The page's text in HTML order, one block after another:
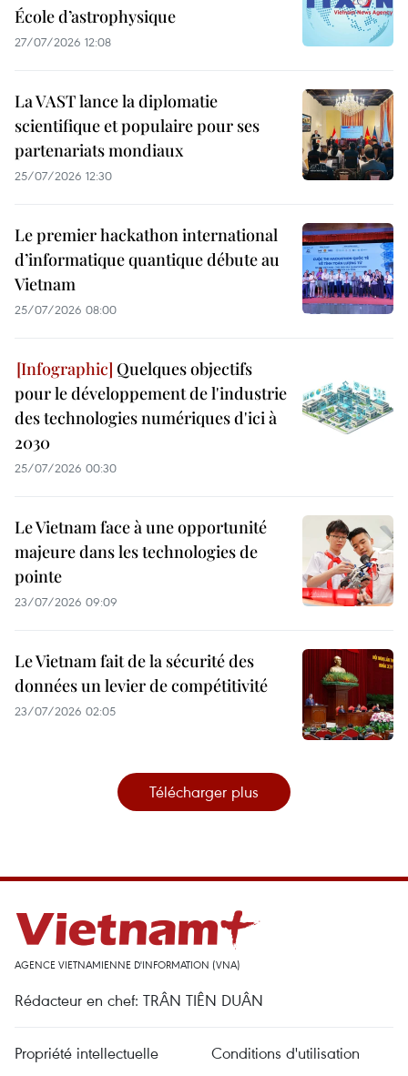
École d’astrophysique
27/07/2026 12:08
La VAST lance la diplomatie
scientifique et populaire pour ses
partenariats mondiaux
25/07/2026 12:30
Le premier hackathon international
d’informatique quantique débute au
Vietnam
25/07/2026 08:00
Quelques objectifs
pour le développement de l'industrie
des technologies numériques d'ici à
2030
25/07/2026 00:30
Le Vietnam face à une opportunité
majeure dans les technologies de
pointe
23/07/2026 09:09
Le Vietnam fait de la sécurité des
données un levier de compétitivité
23/07/2026 02:05
Télécharger plus
AGENCE VIETNAMIENNE D'INFORMATION (VNA)
Rédacteur en chef: TRÂN TIÊN DUÂN
Propriété intellectuelle
Conditions d'utilisation